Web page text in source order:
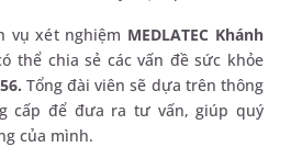
vụ xét nghiệm MEDLATEC Khánh
thể chia sẻ các vấn đề sức khỏe
Tổng đài viên sẽ dựa trên thông
cấp để đưa ra tư vấn, giúp quý
của mình.